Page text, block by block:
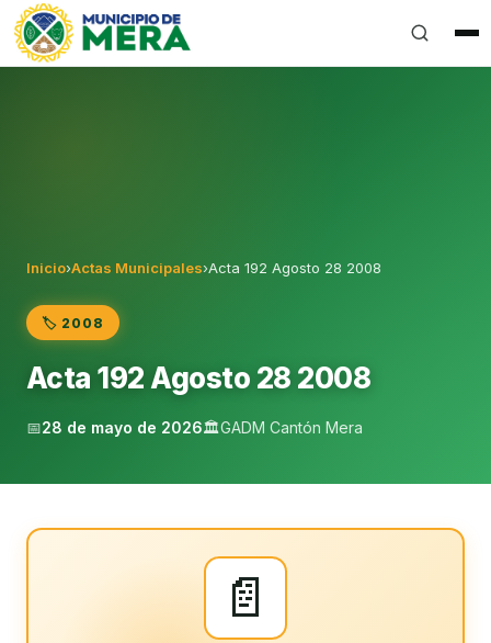
Gobierno Autónomo Descentralizado Municipal del
Inicio›Actas Municipales›Acta 192 Agosto 28 2008
🏷️ 2008
Acta 192 Agosto 28 2008
📅28 de mayo de 2026🏛️GADM Cantón Mera
📄